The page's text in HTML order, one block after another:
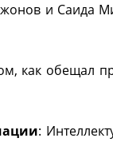
и Саида
как обещал
: